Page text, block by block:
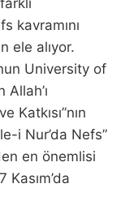
kavramını
ele alıyor.
University of
Katkısı”nın
i Nur’da Nefs”
en önemlisi
Kasım’da